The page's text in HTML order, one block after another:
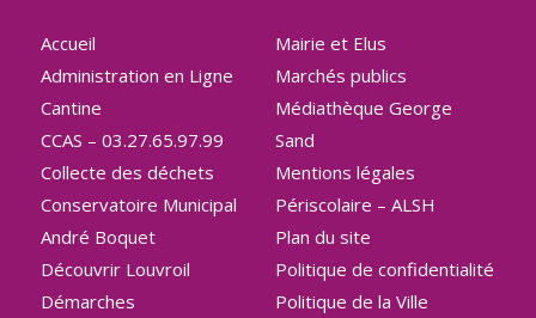
Accueil
Administration en Ligne
Cantine
CCAS – 03.27.65.97.99
Collecte des déchets
Conservatoire Municipal
André Boquet
Découvrir Louvroil
Démarches
Mairie et Elus
Marchés publics
Médiathèque George
Sand
Mentions légales
Périscolaire – ALSH
Plan du site
Politique de confidentialité
Politique de la Ville